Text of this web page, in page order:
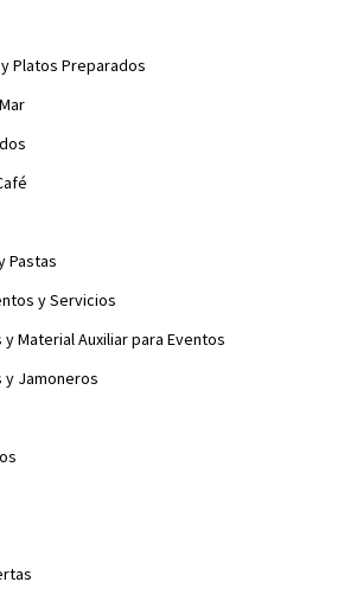
Platos Preparados
Pastas
y Servicios
Material Auxiliar para Eventos
y Jamoneros